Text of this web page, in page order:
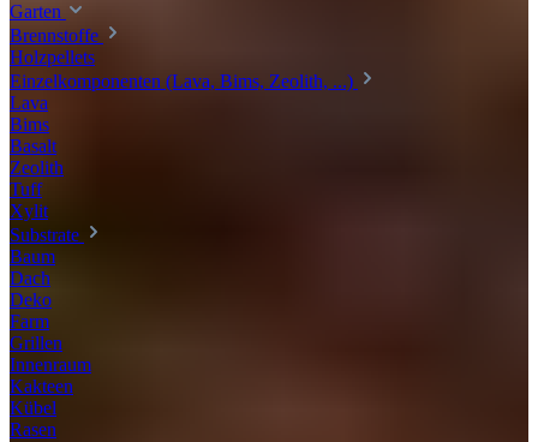
Garten
Brennstoffe
Holzpellets
Einzelkomponenten (Lava, Bims, Zeolith, ...)
Lava
Bims
Basalt
Zeolith
Tuff
Xylit
Substrate
Baum
Dach
Deko
Farm
Grillen
Innenraum
Kakteen
Kübel
Rasen